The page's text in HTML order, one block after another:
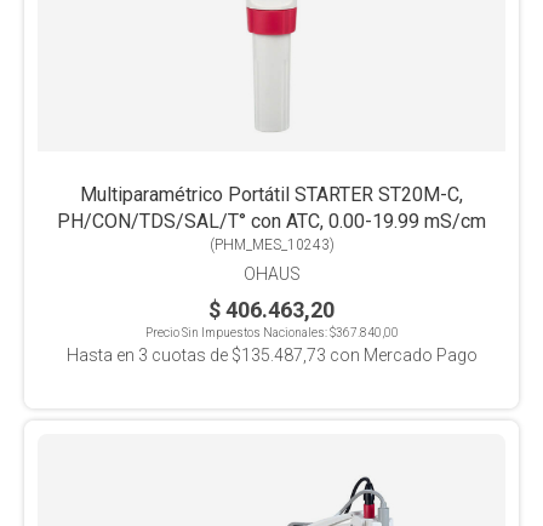
Multiparamétrico Portátil STARTER ST20M-C,
PH/CON/TDS/SAL/T° con ATC, 0.00-19.99 mS/cm
(PHM_MES_10243)
OHAUS
$ 406.463,20
Precio Sin Impuestos Nacionales:$367.840,00
Hasta en 3 cuotas de $135.487,73 con Mercado Pago